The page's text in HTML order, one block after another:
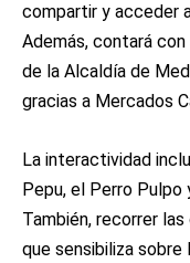
compartir y acceder
Además, contará
de la Alcaldía de
gracias a Mercados
La interactividad
Pepu, el Perro Pulpo
También, recorrer
que sensibiliza